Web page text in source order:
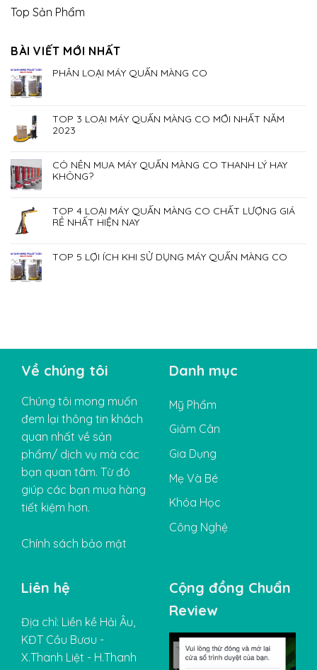
Top Sản Phẩm
BÀI VIẾT MỚI NHẤT
PHÂN LOẠI MÁY QUẤN MÀNG CO
TOP 3 LOẠI MÁY QUẤN MÀNG CO MỚI NHẤT NĂM
2023
CÓ NÊN MUA MÁY QUẤN MÀNG CO THANH LÝ HAY
KHÔNG?
TOP 4 LOẠI MÁY QUẤN MÀNG CO CHẤT LƯỢNG GIÁ
RẺ NHẤT HIỆN NAY
TOP 5 LỢI ÍCH KHI SỬ DỤNG MÁY QUẤN MÀNG CO
Về chúng tôi
Chúng tôi mong muốn
đem lại thông tin khách
quan nhất về sản
phẩm/ dịch vụ mà các
bạn quan tâm. Từ đó
giúp các bạn mua hàng
tiết kiệm hơn.
Chính sách bảo mật
Danh mục
Mỹ Phẩm
Giảm Cân
Gia Dụng
Mẹ Và Bé
Khóa Học
Công Nghệ
Liên hệ
Địa chỉ: Liền kề Hải Âu,
KĐT Cầu Bươu -
X.Thanh Liệt - H.Thanh
Cộng đồng Chuẩn
Review